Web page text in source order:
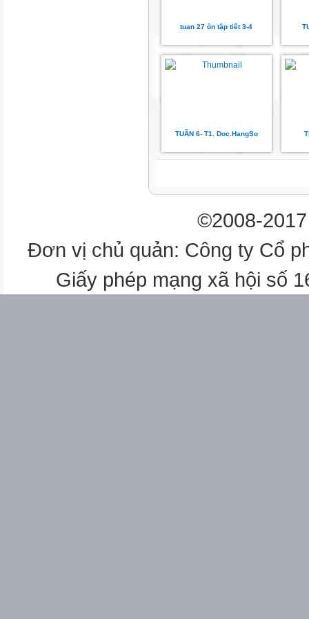
CN2
VN2
VN1
VN2
tuan 27 ôn tập tiết 3-4
TUẦN 6- T1. Doc.HangSo
©2008-
Đơn vị chủ quản: Công ty Cổ
Giấy phép mạng xã hội số